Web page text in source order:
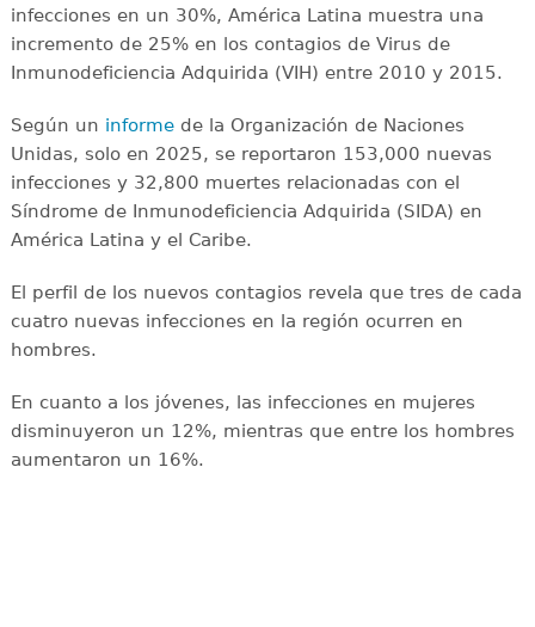
infecciones en un 30%, América Latina muestra una
incremento de 25% en los contagios de Virus de
Inmunodeficiencia Adquirida (VIH) entre 2010 y 2015.
Según un informede la Organización de Naciones
Unidas, solo en 2025, se reportaron 153,000 nuevas
infecciones y 32,800 muertes relacionadas con el
Síndrome de Inmunodeficiencia Adquirida (SIDA) en
América Latina y el Caribe.
El perfil de los nuevos contagios revela que tres de cada
cuatro nuevas infecciones en la región ocurren en
hombres.
En cuanto a los jóvenes, las infecciones en mujeres
disminuyeron un 12%, mientras que entre los hombres
aumentaron un 16%.